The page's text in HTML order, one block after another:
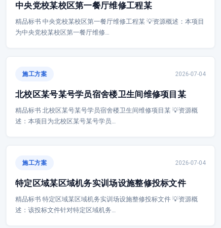
中央党校某校区第一餐厅维修工程某
精品标书 中央党校某校区第一餐厅维修工程某 💡资源概述：本项目
为中央党校某校区第一餐厅维修…
施工方案 2026-07-04
北校区某号某号学员宿舍楼卫生间维修项目某
精品标书 北校区某号某号学员宿舍楼卫生间维修项目某 💡资源概
述：本项目为北校区某号某号学员…
施工方案 2026-07-04
特定区域某区域机务实训场设施整修投标文件
精品标书 特定区域某区域机务实训场设施整修投标文件 💡资源概
述：该投标文件针对特定区域机务…